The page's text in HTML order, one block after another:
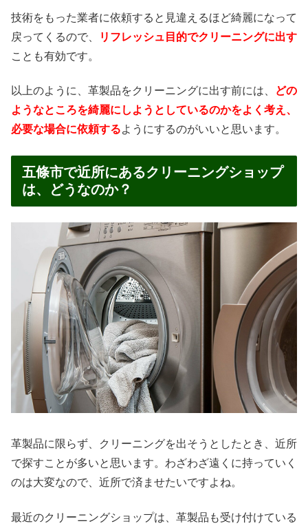
技術をもった業者に依頼すると見違えるほど綺麗になって
戻ってくるので、
リフレッシュ目的でクリーニングに出す
ことも有効です。
以上のように、革製品をクリーニングに出す前には、
どの
ようなところを綺麗にしようとしているのかをよく考え、
必要な場合に依頼するようにするのがいいと思います。
五條市で近所にあるクリーニングショップ
は、どうなのか？
革製品に限らず、クリーニングを出そうとしたとき、近所
で探すことが多いと思います。わざわざ遠くに持っていく
のは大変なので、近所で済ませたいですよね。
最近のクリーニングショップは、革製品も受け付けている